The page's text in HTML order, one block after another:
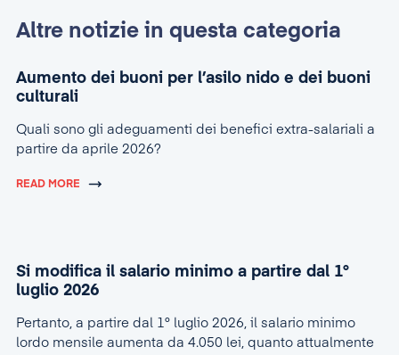
Altre notizie in questa categoria
Aumento dei buoni per l’asilo nido e dei buoni
culturali
Quali sono gli adeguamenti dei benefici extra-salariali a
partire da aprile 2026?
READ MORE
Si modifica il salario minimo a partire dal 1°
luglio 2026
Pertanto, a partire dal 1° luglio 2026, il salario minimo
lordo mensile aumenta da 4.050 lei, quanto attualmente